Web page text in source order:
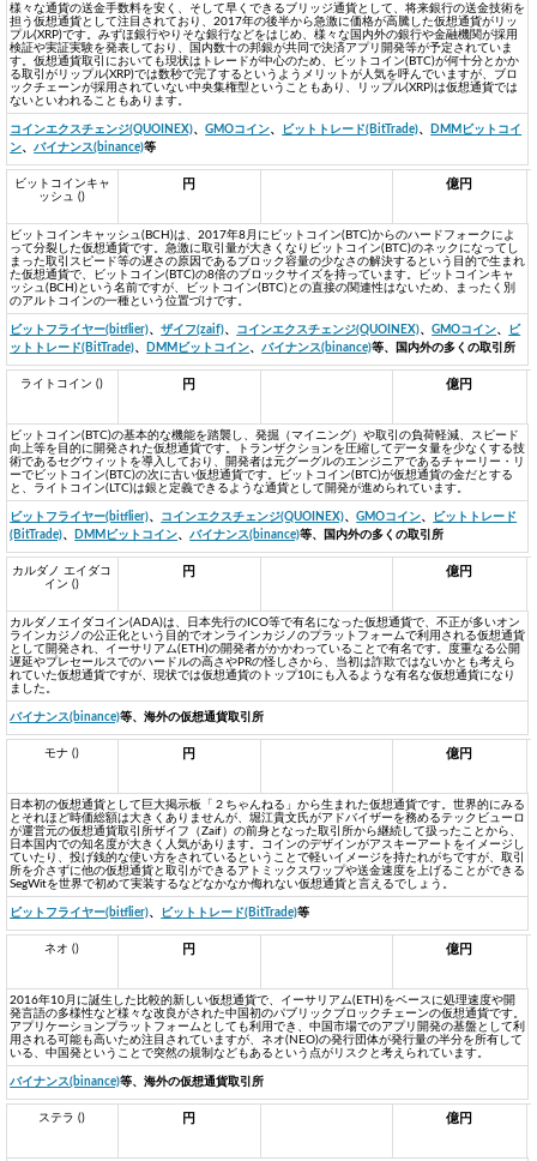
様々な通貨の送金手数料を安く、そして早くできるブリッジ通貨として、将来銀行の送金技術を
担う仮想通貨として注目されており、2017年の後半から急激に価格が高騰した仮想通貨がリッ
プル(XRP)です。みずほ銀行やりそな銀行などをはじめ、様々な国内外の銀行や金融機関が採用
検証や実証実験を発表しており、国内数十の邦銀が共同で決済アプリ開発等が予定されていま
す。仮想通貨取引においても現状はトレードが中心のため、ビットコイン(BTC)が何十分とかか
る取引がリップル(XRP)では数秒で完了するというようメリットが人気を呼んでいますが、ブロ
ックチェーンが採用されていない中央集権型ということもあり、リップル(XRP)は仮想通貨では
ないといわれることもあります。
コインエクスチェンジ(QUOINEX)、GMOコイン、 ビットトレード(BitTrade)、
DMMビットコイ
ン、バイナンス(binance)等
ビットコインキャ
ッシュ ()
円 億円
ビットコインキャッシュ(BCH)は、2017年8月にビットコイン(BTC)からのハードフォークによ
って分裂した仮想通貨です。急激に取引量が大きくなりビットコイン(BTC)のネックになってし
まった取引スピード等の遅さの原因であるブロック容量の少なさの解決するという目的で生まれ
た仮想通貨で、ビットコイン(BTC)の8倍のブロックサイズを持っています。ビットコインキャ
ッシュ(BCH)という名前ですが、ビットコイン(BTC)との直接の関連性はないため、まったく別
のアルトコインの一種という位置づけです。
ビットフライヤー(bitflier)、ザイフ(zaif)、 コインエクスチェンジ(QUOINEX)、GMOコイン、
ビ
ットトレード(BitTrade)、 DMMビットコイン、バイナンス(binance)等、国内外の多くの取引所
ライトコイン () 円 億円
ビットコイン(BTC)の基本的な機能を踏襲し、発掘（マイニング）や取引の負荷軽減、スピード
向上等を目的に開発された仮想通貨です。トランザクションを圧縮してデータ量を少なくする技
術であるセグウィットを導入しており、開発者は元グーグルのエンジニアであるチャーリー・リ
ーでビットコイン(BTC)の次に古い仮想通貨です。ビットコイン(BTC)が仮想通貨の金だとする
と、ライトコイン(LTC)は銀と定義できるような通貨として開発が進められています。
ビットフライヤー(bitflier)、 コインエクスチェンジ(QUOINEX)、GMOコイン、
ビットトレード
(BitTrade)、 DMMビットコイン、バイナンス(binance)等、国内外の多くの取引所
カルダノ エイダコ
イン ()
円 億円
カルダノエイダコイン(ADA)は、日本先行のICO等で有名になった仮想通貨で、不正が多いオン
ラインカジノの公正化という目的でオンラインカジノのプラットフォームで利用される仮想通貨
として開発され、イーサリアム(ETH)の開発者がかかわっていることで有名です。度重なる公開
遅延やプレセールスでのハードルの高さやPRの怪しさから、当初は詐欺ではないかとも考えら
れていた仮想通貨ですが、現状では仮想通貨のトップ10にも入るような有名な仮想通貨になり
ました。
バイナンス(binance)等、海外の仮想通貨取引所
モナ () 円 億円
日本初の仮想通貨として巨大掲示板「２ちゃんねる」から生まれた仮想通貨です。世界的にみる
とそれほど時価総額は大きくありませんが、堀江貴文氏がアドバイザーを務めるテックビューロ
が運営元の仮想通貨取引所ザイフ（Zaif）の前身となった取引所から継続して扱ったことから、
日本国内での知名度が大きく人気があります。コインのデザインがアスキーアートをイメージし
ていたり、投げ銭的な使い方をされているということで軽いイメージを持たれがちですが、取引
所を介さずに他の仮想通貨と取引ができるアトミックスワップや送金速度を上げることができる
SegWitを世界で初めて実装するなどなかなか侮れない仮想通貨と言えるでしょう。
ビットフライヤー(bitflier)、 ビットトレード(BitTrade)等
ネオ () 円 億円
2016年10月に誕生した比較的新しい仮想通貨で、イーサリアム(ETH)をベースに処理速度や開
発言語の多様性など様々な改良がされた中国初のパブリックブロックチェーンの仮想通貨です。
アプリケーションプラットフォームとしても利用でき、中国市場でのアプリ開発の基盤として利
用される可能も高いため注目されていますが、ネオ(NEO)の発行団体が発行量の半分を所有して
いる、中国発ということで突然の規制などもあるという点がリスクと考えられています。
バイナンス(binance)等、海外の仮想通貨取引所
ステラ () 円 億円